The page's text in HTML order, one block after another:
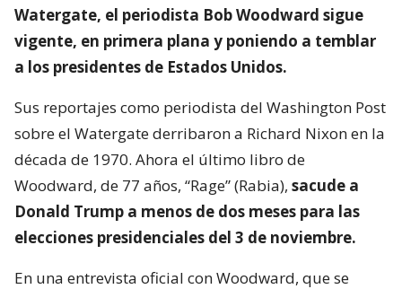
Watergate, el periodista Bob Woodward sigue
vigente, en primera plana y poniendo a temblar
a los presidentes de Estados Unidos.
Sus reportajes como periodista del Washington Post
sobre el Watergate derribaron a Richard Nixon en la
década de 1970. Ahora el último libro de
Woodward, de 77 años, “Rage” (Rabia), sacude a
Donald Trump a menos de dos meses para las
elecciones presidenciales del 3 de noviembre.
En una entrevista oficial con Woodward, que se